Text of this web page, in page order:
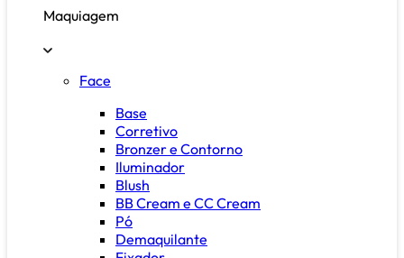
Maquiagem
Face
Base
Corretivo
Bronzer e Contorno
Iluminador
Blush
BB Cream e CC Cream
Pó
Demaquilante